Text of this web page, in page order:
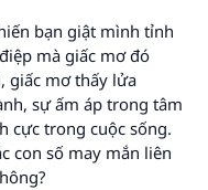
bạn giật mình tỉnh
mà giấc mơ đó
giấc mơ thấy lửa
sự ấm áp trong tâm
cực trong cuộc sống.
con số may mắn liên